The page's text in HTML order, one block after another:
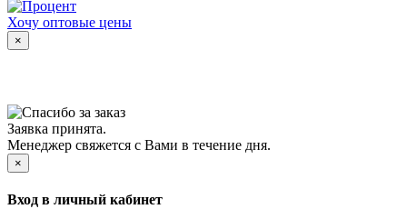
Хочу оптовые цены
×
Заявка принята.
Менеджер свяжется с Вами в течение дня.
×
Вход в личный кабинет